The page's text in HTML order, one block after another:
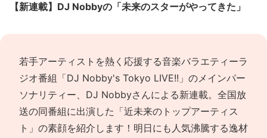
【新連載】DJ Nobbyの「未来のスターがやってきた」
若手アーティストを熱く応援する音楽バラエティーラ
ジオ番組「DJ Nobby's Tokyo LIVE!!」のメインパー
ソナリティー、DJ Nobbyさんによる新連載。全国放
送の同番組に出演した「近未来のトップアーティス
ト」の素顔を紹介します！明日にも人気沸騰する逸材